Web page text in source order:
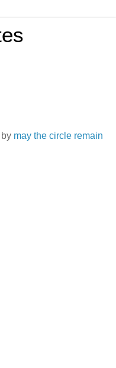
by may the circle remain